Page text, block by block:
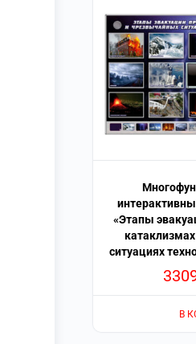
«Этапы
ситуациях
В